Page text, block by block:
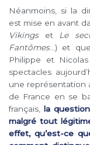
Néanmoins, si la
est mise en avant
Vikingset Le
Fantômes…) et
Philippe et
spectacles
une représentation
de France en se
français, la
malgré tout
effet, qu’est-ce